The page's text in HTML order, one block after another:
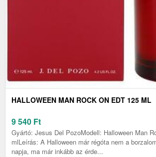
HALLOWEEN MAN ROCK ON EDT 125 ML
9 540 Ft
Gyártó: Jesus Del PozoModell: Halloween Man
mlLeírás: A Halloween már régóta nem a
napja, ma már inkább az érde...